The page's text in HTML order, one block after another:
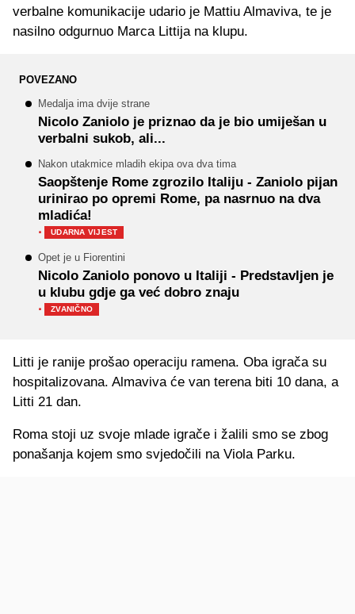
verbalne komunikacije udario je Mattiu Almaviva, te je
nasilno odgurnuo Marca Littija na klupu.
POVEZANO
Medalja ima dvije strane
Nicolo Zaniolo je priznao da je bio umiješan u
verbalni sukob, ali...
Nakon utakmice mladih ekipa ova dva tima
Saopštenje Rome zgrozilo Italiju - Zaniolo pijan
urinirao po opremi Rome, pa nasrnuo na dva
mladića!
· UDARNA VIJEST
Opet je u Fiorentini
Nicolo Zaniolo ponovo u Italiji - Predstavljen je
u klubu gdje ga već dobro znaju
· ZVANIČNO
Litti je ranije prošao operaciju ramena. Oba igrača su
hospitalizovana. Almaviva će van terena biti 10 dana, a
Litti 21 dan.
Roma stoji uz svoje mlade igrače i žalili smo se zbog
ponašanja kojem smo svjedočili na Viola Parku.